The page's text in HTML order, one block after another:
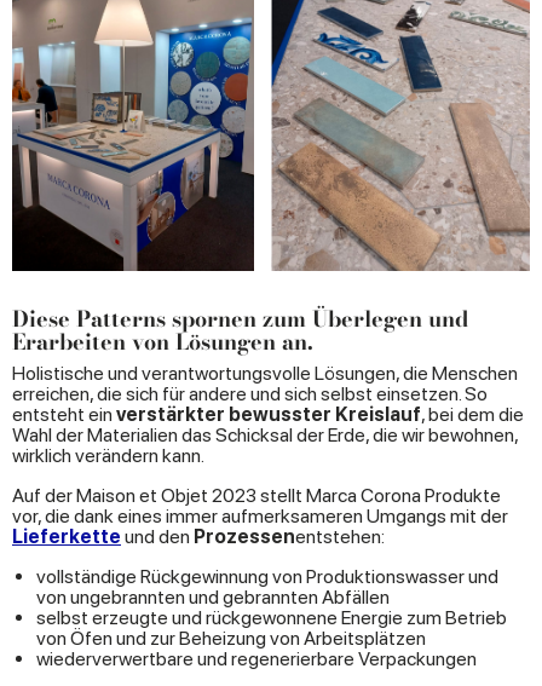
Diese Patterns spornen zum Überlegen und
Erarbeiten von Lösungen an.
Holistische und verantwortungsvolle Lösungen, die Menschen
erreichen, die sich für andere und sich selbst einsetzen. So
entsteht ein verstärkter bewusster Kreislauf, bei dem die
Wahl der Materialien das Schicksal der Erde, die wir bewohnen,
wirklich verändern kann.
Auf der Maison et Objet 2023 stellt Marca Corona Produkte
vor, die dank eines immer aufmerksameren Umgangs mit der
Lieferkette und den Prozessenentstehen:
vollständige Rückgewinnung von Produktionswasser und
von ungebrannten und gebrannten Abfällen
selbst erzeugte und rückgewonnene Energie zum Betrieb
von Öfen und zur Beheizung von Arbeitsplätzen
wiederverwertbare und regenerierbare Verpackungen